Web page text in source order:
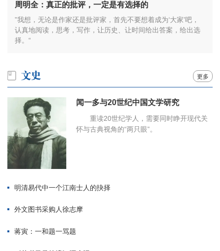
周明全：真正的批评，一定是有选择的
”我想，无论是作家还是批评家，首先不要想着成为‘大家’吧，
认真地阅读，思考，写作，让历史、让时间给出答案，给出选
择。“
更多
闻一多与20世纪中国文学研究
重读20世纪学人，需要同时睁开现代关
怀与古典视角的“两只眼”。
明清易代中一个江南士人的抉择
外文图书采购人徐志摩
蒋寅：一和题一骂题